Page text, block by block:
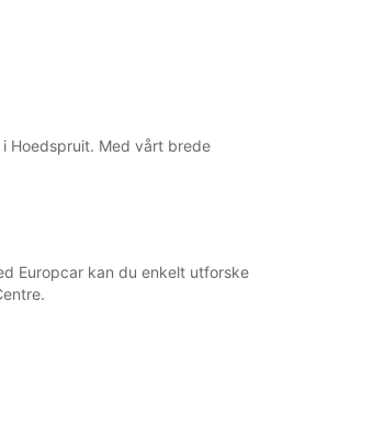
Hoedspruit. Med vårt brede
Europcar kan du enkelt utforske